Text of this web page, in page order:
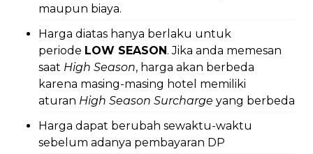
maupun biaya.
Harga diatas hanya berlaku untuk
periode LOW SEASON. Jika anda memesan
saat High Season, harga akan berbeda
karena masing-masing hotel memiliki
aturan High Season Surcharge yang berbeda
Harga dapat berubah sewaktu-waktu
sebelum adanya pembayaran DP